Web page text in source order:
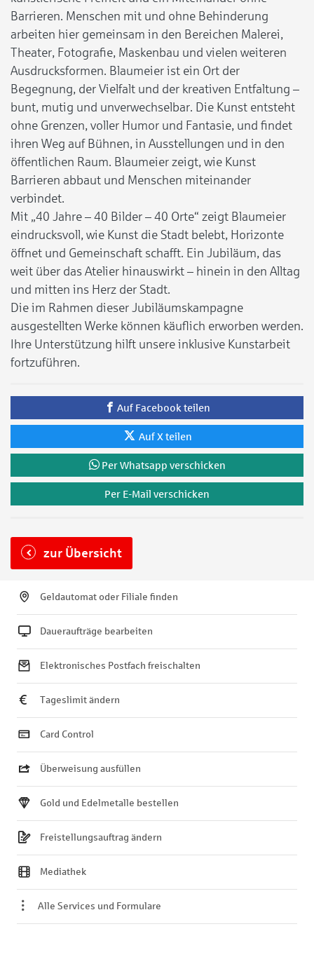
Barrieren. Menschen mit und ohne Behinderung
arbeiten hier gemeinsam in den Bereichen Malerei,
Theater, Fotografie, Maskenbau und vielen weiteren
Ausdrucksformen. Blaumeier ist ein Ort der
Begegnung, der Vielfalt und der kreativen Entfaltung –
bunt, mutig und unverwechselbar. Die Kunst entsteht
ohne Grenzen, voller Humor und Fantasie, und findet
ihren Weg auf Bühnen, in Ausstellungen und in den
öffentlichen Raum. Blaumeier zeigt, wie Kunst
Barrieren abbaut und Menschen miteinander
verbindet.
Mit „40 Jahre – 40 Bilder – 40 Orte“ zeigt Blaumeier
eindrucksvoll, wie Kunst die Stadt belebt, Horizonte
öffnet und Gemeinschaft schafft. Ein Jubiläum, das
weit über das Atelier hinauswirkt – hinein in den Alltag
und mitten ins Herz der Stadt.
Die im Rahmen dieser Jubiläumskampagne
ausgestellten Werke können käuflich erworben werden.
Ihre Unterstützung hilft unsere inklusive Kunstarbeit
fortzuführen.
Auf Facebook teilen
Auf X teilen
Per Whatsapp verschicken
Per E-Mail verschicken
zur Übersicht
Geldautomat oder Filiale finden
Daueraufträge bearbeiten
Elektronisches Postfach freischalten
Tageslimit ändern
Card Control
Überweisung ausfüllen
Gold und Edelmetalle bestellen
Freistellungsauftrag ändern
Mediathek
Alle Services und Formulare